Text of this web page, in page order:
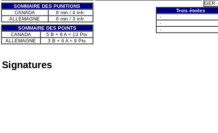
SOMMAIRE DES PUNITIONS
CANADA
8 min / 4 infr.
ALLEMAGNE
6 min / 3 infr.
SOMMAIRE DES POINTS
CANADA
5 B + 8 A = 13 Pts
ALLEMAGNE
3 B + 6 A = 9 Pts
GER
Trois étoiles
-
-
-
Signatures